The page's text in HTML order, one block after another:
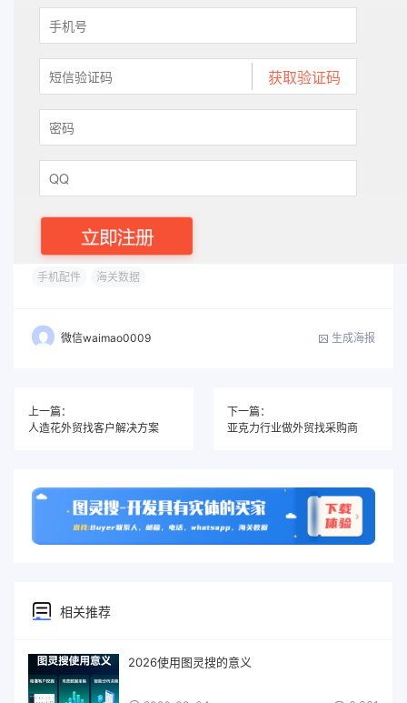
手机配件 海关数据
微信waimao0009 生成海报
上一篇：
人造花外贸找客户解决方案
下一篇：
亚克力行业做外贸找采购商
相关推荐
2026使用图灵搜的意义